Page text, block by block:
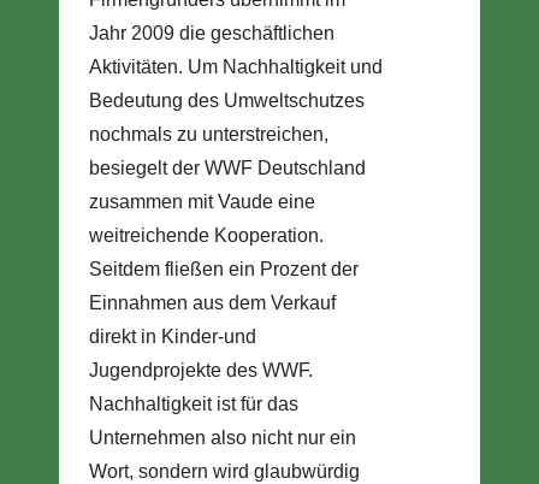
Jahr 2009 die geschäftlichen
Aktivitäten. Um Nachhaltigkeit und
Bedeutung des Umweltschutzes
nochmals zu unterstreichen,
besiegelt der WWF Deutschland
zusammen mit Vaude eine
weitreichende Kooperation.
Seitdem fließen ein Prozent der
Einnahmen aus dem Verkauf
direkt in Kinder-und
Jugendprojekte des WWF.
Nachhaltigkeit ist für das
Unternehmen also nicht nur ein
Wort, sondern wird glaubwürdig